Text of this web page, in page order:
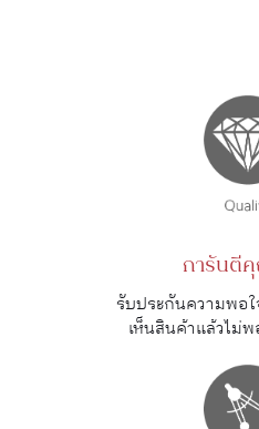
การันตี
รับประกันความพอ
เห็นสินค้าแล้วไม่